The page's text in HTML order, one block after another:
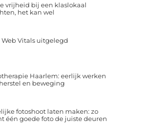
vrijheid bij een klaslokaal
het kan wel
Web Vitals uitgelegd
Haarlem: eerlijk werken
en beweging
fotoshoot laten maken: zo
één goede foto de juiste deuren